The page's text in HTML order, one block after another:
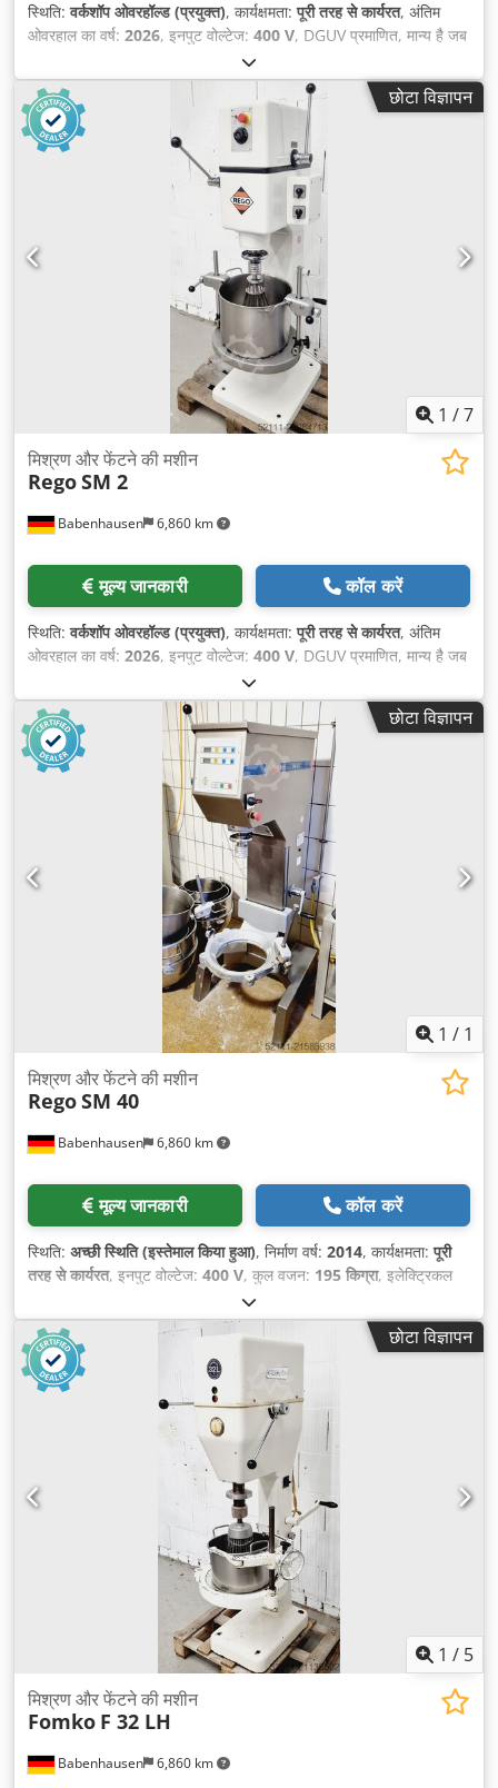
स्थिति:वर्कशॉप ओवरहॉल्ड (प्रयुक्त), कार्यक्षमता:पूरी तरह से कार्यरत, अंतिम
ओवरहाल का वर्ष: 2026, इनपुट वोल्टेज: 400 V, DGUV प्रमाणित, मान्य है जब
320 किग्रा, इलेक्ट्रिकल फ्यूज:
आवृत्ति:50 Hz, खाली वजन:320 किग्रा,
छोटा विज्ञापन
1 /7
Babenhausen 6,860 km
मिश्रण और फेंटने की मशीन
RegoSM 2
मूल्य जानकारी कॉल करें
स्थिति:वर्कशॉप ओवरहॉल्ड (प्रयुक्त), कार्यक्षमता:पूरी तरह से कार्यरत, अंतिम
ओवरहाल का वर्ष: 2026, इनपुट वोल्टेज: 400 V, DGUV प्रमाणित, मान्य है जब
, कुल वजन:
640 मिमी, कुल ऊँचाई:1,380 मिमी, इलेक्ट्रिकल फ्यूज:16 A, इनपुट आवृत्ति:
50 Hz, खाली वजन: 258 किग्रा, छोटा विज्ञापन
1 / 1
Babenhausen 6,860 km
मिश्रण और फेंटने की मशीन
RegoSM 40
मूल्य जानकारी कॉल करें
स्थिति: अच्छी स्थिति (इस्तेमाल किया हुआ), निर्माण वर्ष: 2014, कार्यक्षमता:पूरी
तरह से कार्यरत, इनपुट वोल्टेज: 400 V, कुल वजन: 195 किग्रा, इलेक्ट्रिकल
, खाली वजन:
छोटा विज्ञापन
1 / 5
Babenhausen 6,860 km
मिश्रण और फेंटने की मशीन
Fomko F 32 LH